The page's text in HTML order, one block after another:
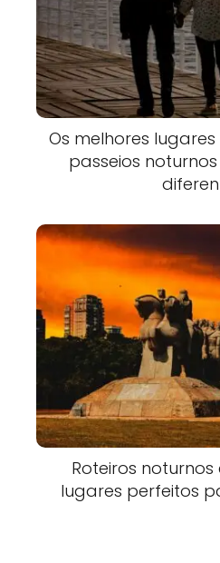
Os melhores
passeios
Roteiros noturnos
lugares perfeitos